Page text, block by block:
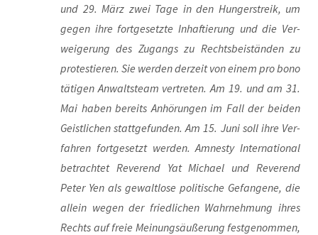
und 29. März zwei Tage in den Hun­ger­streik, um
gegen ihre fort­ge­setz­te Inhaf­tie­rung und die Ver­
wei­ge­rung des Zugangs zu Rechts­bei­stän­den zu
pro­tes­tie­ren. Sie wer­den der­zeit von einem pro bono
täti­gen Anwalts­team ver­tre­ten. Am 19. und am 31.
Mai haben bereits Anhö­run­gen im Fall der bei­den
Geist­li­chen statt­ge­fun­den. Am 15. Juni soll ihre Ver­
fah­ren fort­ge­setzt wer­den. Amnes­ty Inter­na­tio­nal
betrach­tet Rever­end Yat Micha­el und Rever­end
Peter Yen als gewalt­lo­se poli­ti­sche Gefan­ge­ne, die
allein wegen der fried­li­chen Wahr­neh­mung ihres
Rechts auf freie Mei­nungs­äu­ße­rung fest­ge­nom­men,